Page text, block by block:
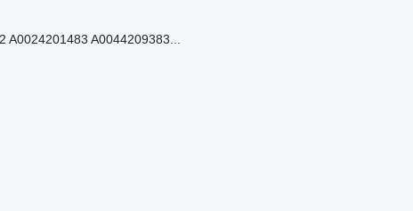
A0044209383...